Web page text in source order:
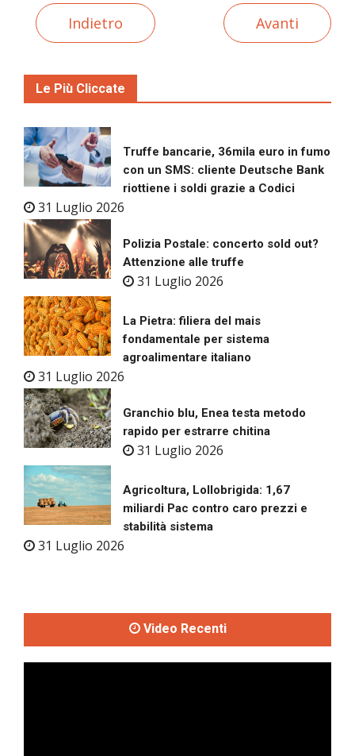
Indietro Avanti
Le Più Cliccate
Truffe bancarie, 36mila euro in fumo
con un SMS: cliente Deutsche Bank
riottiene i soldi grazie a Codici
31 Luglio 2026
Polizia Postale: concerto sold out?
Attenzione alle truffe
31 Luglio 2026
La Pietra: filiera del mais
fondamentale per sistema
agroalimentare italiano
31 Luglio 2026
Granchio blu, Enea testa metodo
rapido per estrarre chitina
31 Luglio 2026
Agricoltura, Lollobrigida: 1,67
miliardi Pac contro caro prezzi e
stabilità sistema
31 Luglio 2026
Video Recenti